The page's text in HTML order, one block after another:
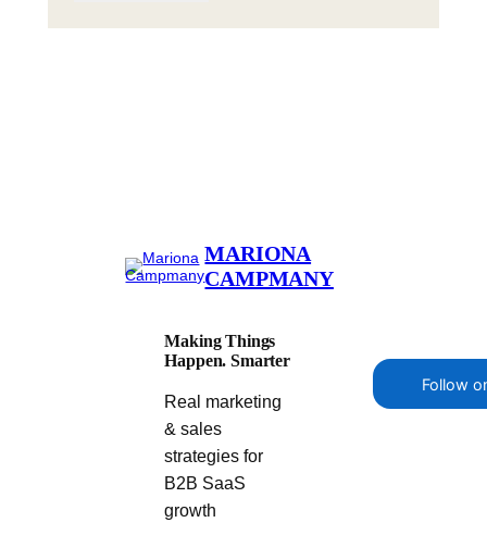
MARIONA
CAMPMANY
Making Things
Happen. Smarter
Real marketing
& sales
strategies for
B2B SaaS
growth
Follow